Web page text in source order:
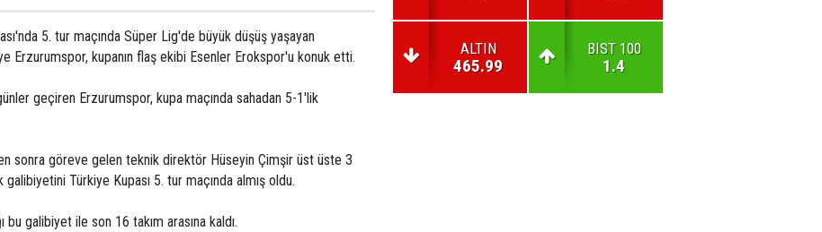
5. tur maçında Süper Lig'de büyük düşüş yaşayan
Erzurumspor, kupanın flaş ekibi Esenler Erokspor'u konuk etti.
geçiren Erzurumspor, kupa maçında sahadan 5-1'lik
sonra göreve gelen teknik direktör Hüseyin Çimşir üst üste 3
Türkiye Kupası 5. tur maçında almış oldu.
bu galibiyet ile son 16 takım arasına kaldı.
ALTIN
465.99
BIST 100
1.4